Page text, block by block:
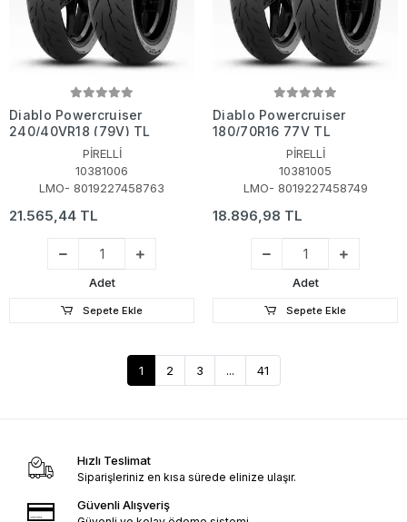
Diablo Powercruiser
240/40VR18 (79V) TL
PİRELLİ
10381006
LMO- 8019227458763
21.565,44 TL
Adet
Sepete Ekle
Diablo Powercruiser
180/70R16 77V TL
PİRELLİ
10381005
LMO- 8019227458749
18.896,98 TL
Adet
Sepete Ekle
1 2 3 ... 41
Hızlı Teslimat
Siparişleriniz en kısa sürede elinize ulaşır.
Güvenli Alışveriş